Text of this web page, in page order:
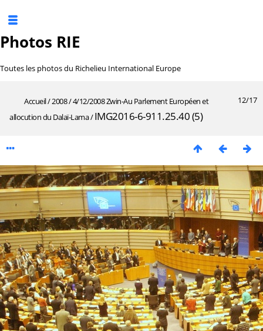
Photos RIE
Toutes les photos du Richelieu International Europe
12/17
Accueil/2008/4/12/2008 Zwin-Au Parlement Européen et
allocution du Dalaï-Lama/IMG2016-6-911.25.40 (5)